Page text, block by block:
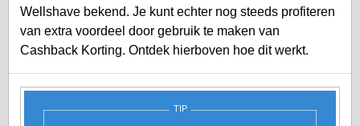
Wellshave bekend. Je kunt echter nog steeds profiteren
van extra voordeel door gebruik te maken van
Cashback Korting. Ontdek hierboven hoe dit werkt.
TIP